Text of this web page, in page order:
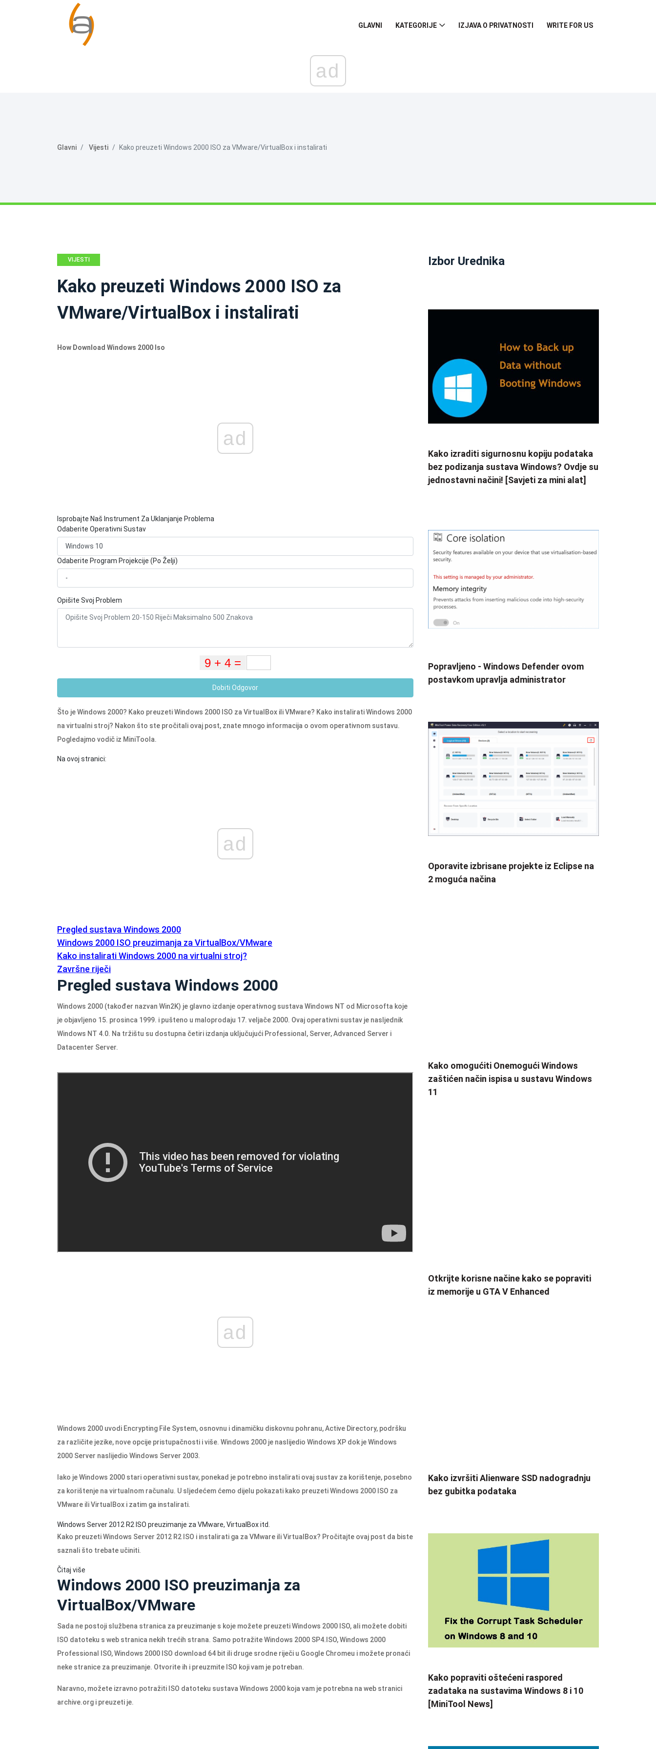
GLAVNI KATEGORIJE IZJAVA O PRIVATNOSTI WRITE FOR US
ad
Glavni Vijesti Kako preuzeti Windows 2000 ISO za VMware/VirtualBox i instalirati
VIJESTI
Kako preuzeti Windows 2000 ISO za
VMware/VirtualBox i instalirati
How Download Windows 2000 Iso
ad
Isprobajte Naš Instrument Za Uklanjanje Problema
Odaberite Operativni Sustav
Odaberite Program Projekcije (Po Želji)
Opišite Svoj Problem
Dobiti Odgovor
Što je Windows 2000? Kako preuzeti Windows 2000 ISO za VirtualBox ili VMware? Kako instalirati Windows 2000
na virtualni stroj? Nakon što ste pročitali ovaj post, znate mnogo informacija o ovom operativnom sustavu.
Pogledajmo vodič iz MiniToola.
Na ovoj stranici:
ad
Pregled sustava Windows 2000
Windows 2000 ISO preuzimanja za VirtualBox/VMware
Kako instalirati Windows 2000 na virtualni stroj?
Završne riječi
Pregled sustava Windows 2000
Windows 2000 (također nazvan Win2K) je glavno izdanje operativnog sustava Windows NT od Microsofta koje
je objavljeno 15. prosinca 1999. i pušteno u maloprodaju 17. veljače 2000. Ovaj operativni sustav je nasljednik
Windows NT 4.0. Na tržištu su dostupna četiri izdanja uključujući Professional, Server, Advanced Server i
Datacenter Server.
ad
Windows 2000 uvodi Encrypting File System, osnovnu i dinamičku diskovnu pohranu, Active Directory, podršku
za različite jezike, nove opcije pristupačnosti i više. Windows 2000 je naslijedio Windows XP dok je Windows
2000 Server naslijedio Windows Server 2003.
Iako je Windows 2000 stari operativni sustav, ponekad je potrebno instalirati ovaj sustav za korištenje, posebno
za korištenje na virtualnom računalu. U sljedećem ćemo dijelu pokazati kako preuzeti Windows 2000 ISO za
VMware ili VirtualBox i zatim ga instalirati.
Windows Server 2012 R2 ISO preuzimanje za VMware, VirtualBox itd.
Kako preuzeti Windows Server 2012 R2 ISO i instalirati ga za VMware ili VirtualBox? Pročitajte ovaj post da biste
saznali što trebate učiniti.
Čitaj više
Windows 2000 ISO preuzimanja za
VirtualBox/VMware
Sada ne postoji službena stranica za preuzimanje s koje možete preuzeti Windows 2000 ISO, ali možete dobiti
ISO datoteku s web stranica nekih trećih strana. Samo potražite Windows 2000 SP4.ISO, Windows 2000
Professional ISO, Windows 2000 ISO download 64 bit ili druge srodne riječi u Google Chromeu i možete pronaći
neke stranice za preuzimanje. Otvorite ih i preuzmite ISO koji vam je potreban.
Naravno, možete izravno potražiti ISO datoteku sustava Windows 2000 koja vam je potrebna na web stranici
archive.org i preuzeti je.
Izbor Urednika
Kako izraditi sigurnosnu kopiju podataka
bez podizanja sustava Windows? Ovdje su
jednostavni načini! [Savjeti za mini alat]
Popravljeno - Windows Defender ovom
postavkom upravlja administrator
Oporavite izbrisane projekte iz Eclipse na
2 moguća načina
Kako omogućiti Onemogući Windows
zaštićen način ispisa u sustavu Windows
11
Otkrijte korisne načine kako se popraviti
iz memorije u GTA V Enhanced
Kako izvršiti Alienware SSD nadogradnju
bez gubitka podataka
Kako popraviti oštećeni raspored
zadataka na sustavima Windows 8 i 10
[MiniTool News]